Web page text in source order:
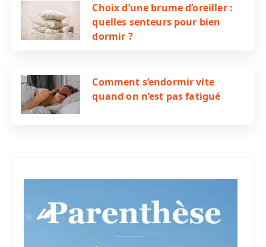
Choix d’une brume d’oreiller :
quelles senteurs pour bien
dormir ?
Comment s’endormir vite
quand on n’est pas fatigué